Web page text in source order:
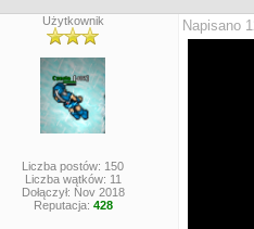
Użytkownik
Liczba postów: 150
Liczba wątków: 11
Dołączył: Nov 2018
Reputacja: 428
Napisano